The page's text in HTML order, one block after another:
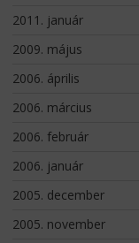
2011. január
2009. május
2006. április
2006. március
2006. február
2006. január
2005. december
2005. november